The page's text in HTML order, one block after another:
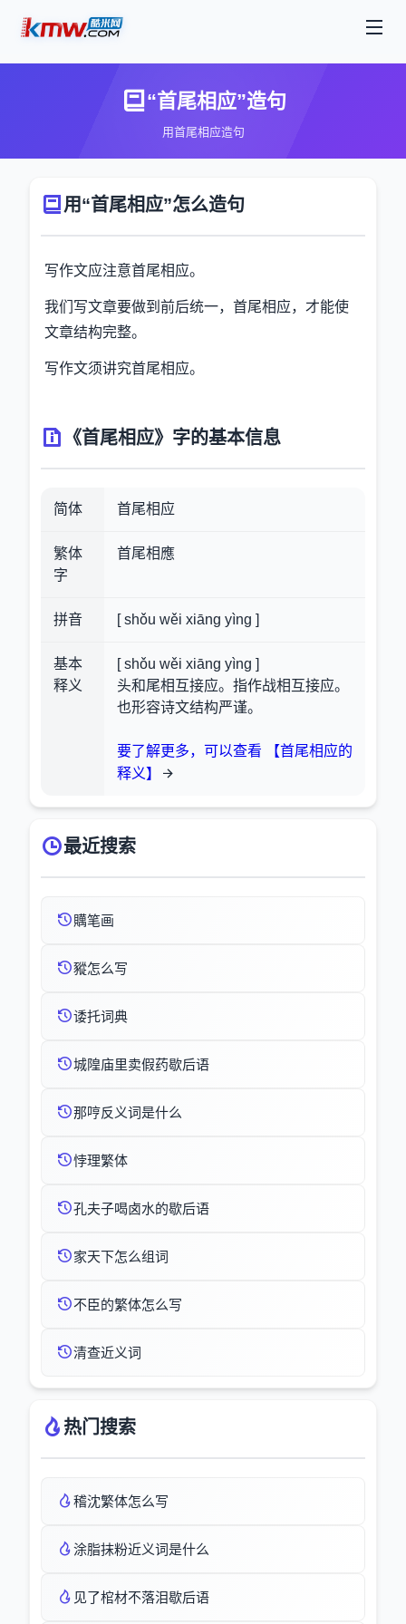
“首尾相应”造句
用首尾相应造句
用“首尾相应”怎么造句
写作文应注意首尾相应。
我们写文章要做到前后统一，首尾相应，才能使
文章结构完整。
写作文须讲究首尾相应。
《首尾相应》字的基本信息
简体 首尾相应
繁体
字
首尾相應
拼音 [ shǒu wěi xiāng yìng ]
基本
释义
[ shǒu wěi xiāng yìng ]
头和尾相互接应。指作战相互接应。
也形容诗文结构严谨。
要了解更多，可以查看 【首尾相应的
释义】
最近搜索
贎笔画
豵怎么写
诿托词典
城隍庙里卖假药歇后语
那哼反义词是什么
悖理繁体
孔夫子喝卤水的歇后语
家天下怎么组词
不臣的繁体怎么写
清查近义词
热门搜索
稽沈繁体怎么写
涂脂抹粉近义词是什么
见了棺材不落泪歇后语